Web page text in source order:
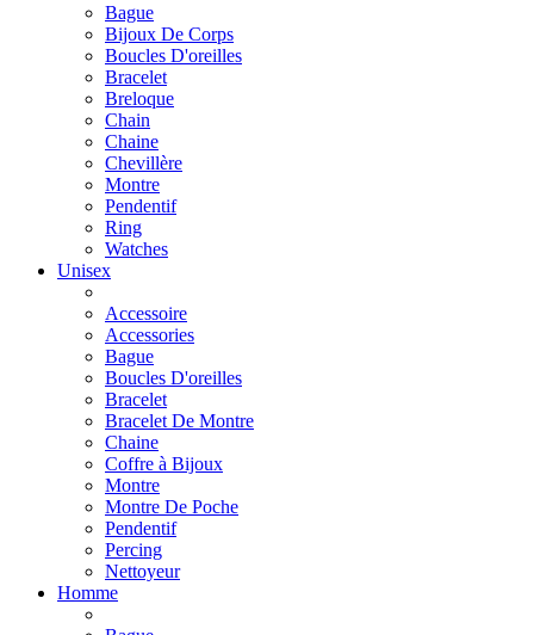
Bague
Bijoux De Corps
Boucles D'oreilles
Bracelet
Breloque
Chain
Chaine
Chevillère
Montre
Pendentif
Ring
Watches
Unisex
Accessoire
Accessories
Bague
Boucles D'oreilles
Bracelet
Bracelet De Montre
Chaine
Coffre à Bijoux
Montre
Montre De Poche
Pendentif
Percing
Nettoyeur
Homme